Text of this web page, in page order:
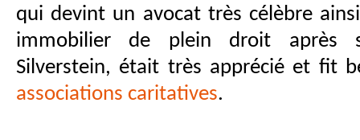
qui devint un avocat très célèbre
immobilier de plein droit après
Silverstein, était très apprécié et fit
associations caritatives.